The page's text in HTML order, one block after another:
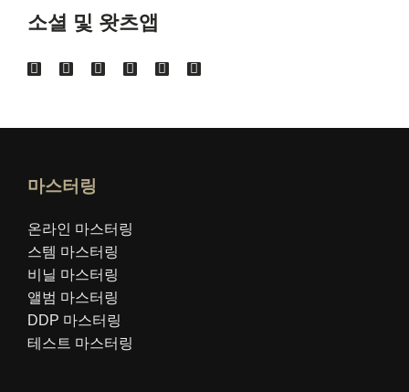
소셜 및 왓츠앱
마스터링
온라인 마스터링
스템 마스터링
비닐 마스터링
앨범 마스터링
DDP 마스터링
테스트 마스터링